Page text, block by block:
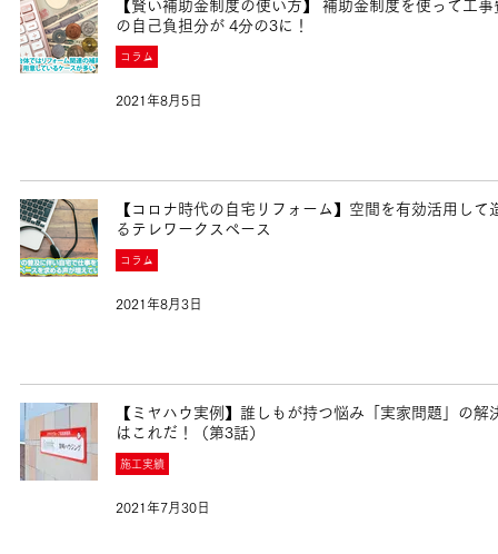
【賢い補助金制度の使い方】 補助金制度を使って工事
の自己負担分が 4分の3に！
コラム
2021年8月5日
【コロナ時代の自宅リフォーム】空間を有効活用して
るテレワークスペース
コラム
2021年8月3日
【ミヤハウ実例】誰しもが持つ悩み「実家問題」の解
はこれだ！（第3話）
施工実績
2021年7月30日